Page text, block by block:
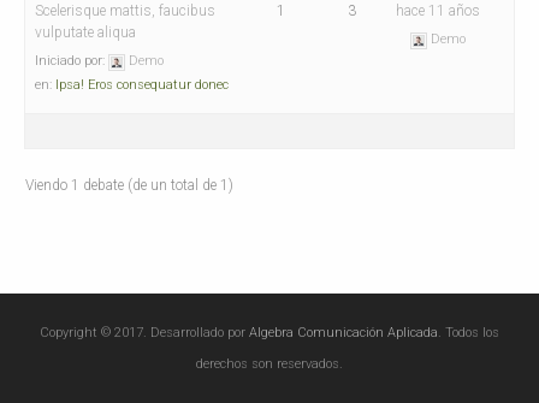
Scelerisque mattis, faucibus
vulputate aliqua
Iniciado por:
Demo
en: Ipsa! Eros consequatur donec
1 3 hace 11 años
Demo
Viendo 1 debate (de un total de 1)
Copyright © 2017. Desarrollado por Algebra Comunicación Aplicada. Todos los
derechos son reservados.